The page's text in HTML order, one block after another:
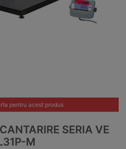
pentru acest produs
SERIA VE
M